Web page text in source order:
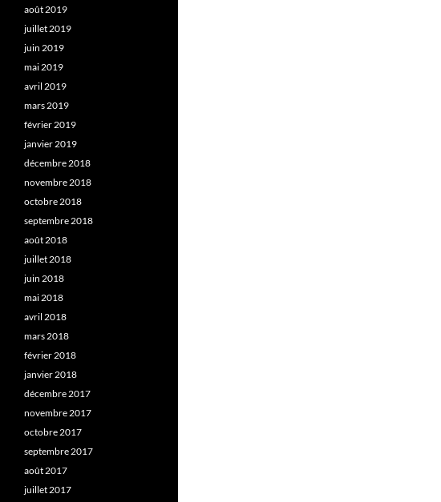
août 2019
juillet 2019
juin 2019
mai 2019
avril 2019
mars 2019
février 2019
janvier 2019
décembre 2018
novembre 2018
octobre 2018
septembre 2018
août 2018
juillet 2018
juin 2018
mai 2018
avril 2018
mars 2018
février 2018
janvier 2018
décembre 2017
novembre 2017
octobre 2017
septembre 2017
août 2017
juillet 2017